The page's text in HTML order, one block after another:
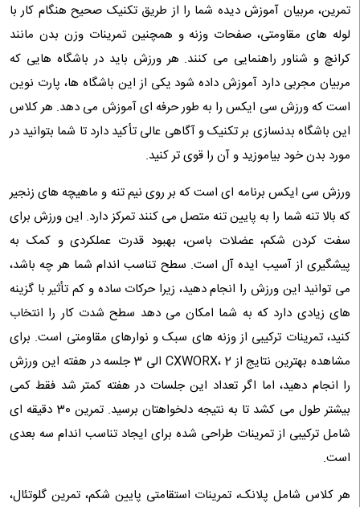
تمرین، مربیان آموزش دیده شما را از طریق تکنیک صحیح هنگام کار با
لوله های مقاومتی، صفحات وزنه و همچنین تمرینات وزن بدن مانند
کرانچ و شناور راهنمایی می کنند. هر ورزش باید در باشگاه هایی که
مربیان مجربی دارد آموزش داده شود یکی از این باشگاه ها، پارت نوین
است که ورزش سی ایکس را به طور حرفه ای آموزش می دهد. هر کلاس
این باشگاه بدنسازی بر تکنیک و آگاهی عالی تأکید دارد تا شما بتوانید در
مورد بدن خود بیاموزید و آن را قوی تر کنید.
ورزش سی ایکس برنامه ای است که بر روی نیم تنه و ماهیچه های زنجیر
که بالا تنه شما را به پایین تنه متصل می کنند تمرکز دارد. این ورزش برای
سفت کردن شکم، عضلات باسن، بهبود قدرت عملکردی و کمک به
پیشگیری از آسیب ایده آل است. سطح تناسب اندام شما هر چه باشد،
می توانید این ورزش را انجام دهید، زیرا حرکات ساده و کم تأثیر با گزینه
های زیادی دارد که به شما امکان می دهد سطح شدت کار را انتخاب
کنید، تمرینات ترکیبی از وزنه ‌های سبک و نوارهای مقاومتی است. برای
مشاهده بهترین نتایج از CXWORX، 2 الی 3 جلسه در هفته این ورزش
را انجام دهید، اما اگر تعداد این جلسات در هفته کمتر شد فقط کمی
بیشتر طول می کشد تا به نتیجه دلخواهتان برسید. تمرین 30 دقیقه ای
شامل ترکیبی از تمرینات طراحی شده برای ایجاد تناسب اندام سه بعدی
است.
هر کلاس شامل پلانک، تمرینات استقامتی پایین شکم، تمرین گلوتئال،